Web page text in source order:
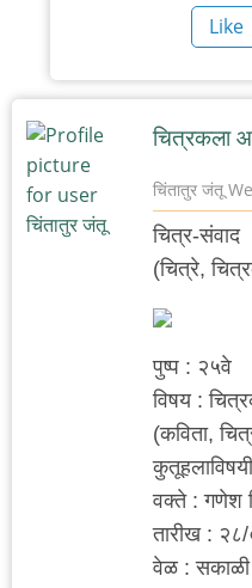
by
आदूबाळ
Like
चित्रकला
चिंतातुर जंतू
चित्र-संवाद
(चित्रे,
पुष्प : २५वे
विषय :
(कविता,
वक्ते : गणेश
तारीख :
वेळ :